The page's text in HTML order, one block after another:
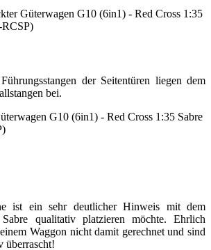
der Seitentüren liegen dem
bei.
ist ein sehr deutlicher Hinweis mit dem
qualitativ platzieren möchte. Ehrlich
Waggon nicht damit gerechnet und sind
überrascht!